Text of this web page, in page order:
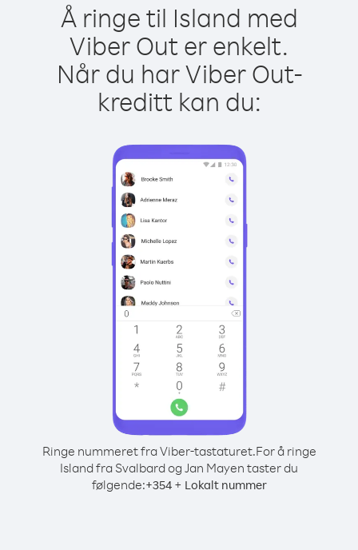
Å ringe til Island med
Viber Out er enkelt.
Når du har Viber Out-
kreditt kan du:
Ringe nummeret fra Viber-tastaturet.For å ringe
Island fra Svalbard og Jan Mayen taster du
følgende:+354+ Lokalt nummer